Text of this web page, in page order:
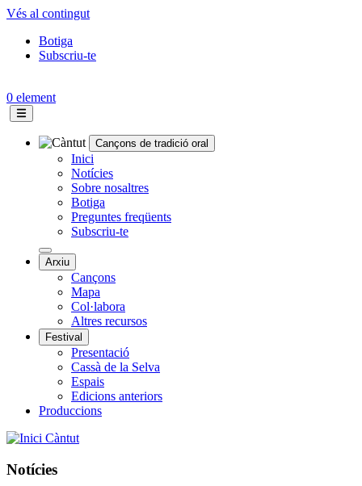
Vés al contingut
Topbar
Botiga
Subscriu-te
0 element
Navegació
principal
Cançons de tradició oral
Inici
Notícies
Sobre nosaltres
Botiga
Preguntes freqüents
Subscriu-te
Arxiu
Cançons
Mapa
Col·labora
Altres recursos
Festival
Presentació
Cassà de la Selva
Espais
Edicions anteriors
Produccions
Càntut
Notícies